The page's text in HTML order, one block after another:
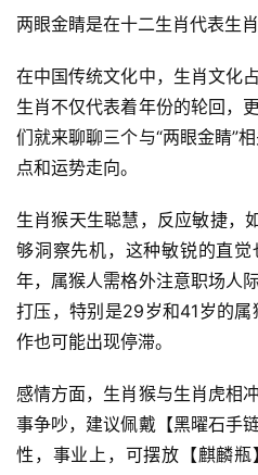
两眼金睛是在十二生肖代表生
在中国传统文化中，生肖文化
生肖不仅代表着年份的轮回，
们就来聊聊三个与“两眼金睛”
点和运势走向。
生肖猴天生聪慧，反应敏捷，
够洞察先机，这种敏锐的直
年，属猴人需格外注意职场人
打压，特别是29岁和41岁的
作也可能出现停滞。
感情方面，生肖猴与生肖虎相
事争吵，建议佩戴【黑曜石手
性，事业上，可摆放【麒麟